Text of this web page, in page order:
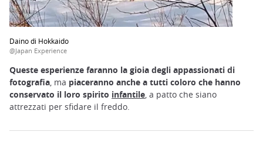
Daino di Hokkaido
@Japan Experience
Queste esperienze faranno la gioia degli appassionati di
fotografia, ma piaceranno anche a tutti coloro che hanno
conservato il loro spirito infantile, a patto che siano
attrezzati per sfidare il freddo.